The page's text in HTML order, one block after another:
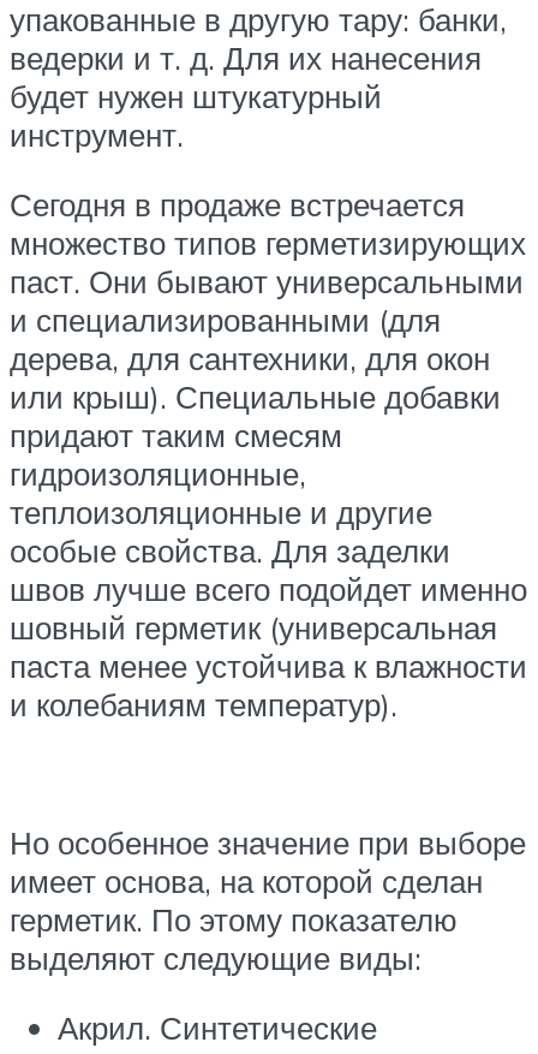
упакованные в другую тару: банки,
ведерки и т. д. Для их нанесения
будет нужен штукатурный
инструмент.
Сегодня в продаже встречается
множество типов герметизирующих
паст. Они бывают универсальными
и специализированными (для
дерева, для сантехники, для окон
или крыш). Специальные добавки
придают таким смесям
гидроизоляционные,
теплоизоляционные и другие
особые свойства. Для заделки
швов лучше всего подойдет именно
шовный герметик (универсальная
паста менее устойчива к влажности
и колебаниям температур).
Но особенное значение при выборе
имеет основа, на которой сделан
герметик. По этому показателю
выделяют следующие виды:
Акрил. Синтетические